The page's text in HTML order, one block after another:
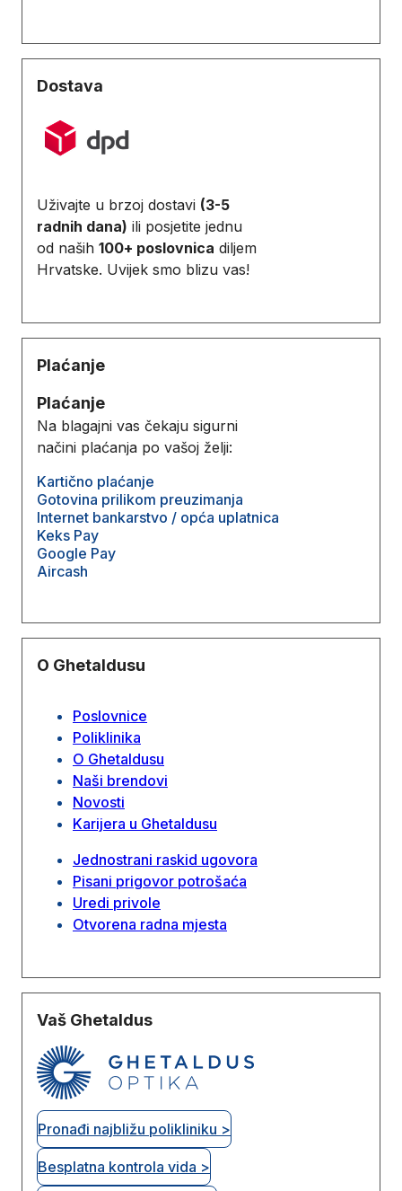
Dostava
Uživajte u brzoj dostavi (3-5
radnih dana) ili posjetite jednu
od naših 100+ poslovnica diljem
Hrvatske. Uvijek smo blizu vas!
Plaćanje
Plaćanje
Na blagajni vas čekaju sigurni
načini plaćanja po vašoj želji:
Kartično plaćanje
Gotovina prilikom preuzimanja
Internet bankarstvo / opća uplatnica
Keks Pay
Google Pay
Aircash
O Ghetaldusu
Poslovnice
Poliklinika
O Ghetaldusu
Naši brendovi
Novosti
Karijera u Ghetaldusu
Jednostrani raskid ugovora
Pisani prigovor potrošaća
Uredi privole
Otvorena radna mjesta
Vaš Ghetaldus
Pronađi najbližu polikliniku >
Besplatna kontrola vida >